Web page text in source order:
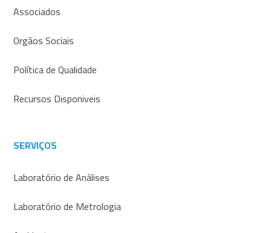
Associados
Orgãos Sociais
Política de Qualidade
Recursos Disponiveis
SERVIÇOS
Laboratório de Análises
Laboratório de Metrologia